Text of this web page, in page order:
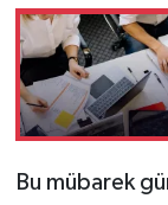
Bu mübarek